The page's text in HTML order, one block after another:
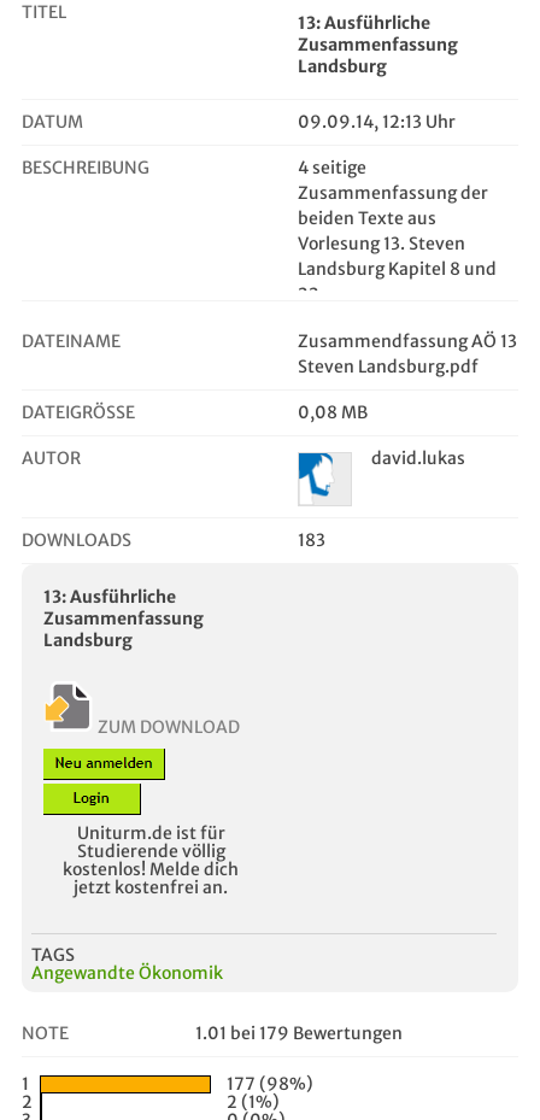
TITEL
13: Ausführliche
Zusammenfassung
Landsburg
DATUM 09.09.14, 12:13 Uhr
BESCHREIBUNG
4 seitige
Zusammenfassung der
beiden Texte aus
Vorlesung 13. Steven
Landsburg Kapitel 8 und
22
DATEINAME
Zusammendfassung AÖ 13
Steven Landsburg.pdf
DATEIGRÖSSE 0,08 MB
AUTOR david.lukas
DOWNLOADS 183
13: Ausführliche
Zusammenfassung
Landsburg
ZUM DOWNLOAD
Uniturm.de ist für
Studierende völlig
kostenlos! Melde dich
jetzt kostenfrei an.
TAGS
Angewandte Ökonomik
NOTE 1.01 bei 179 Bewertungen
1
177 (98%)
2
2 (1%)